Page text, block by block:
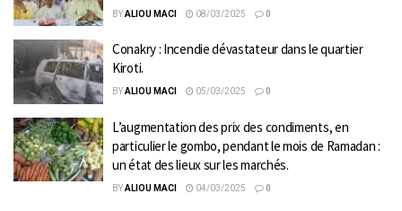
BYALIOU MACI 08/03/2025 0
Conakry : Incendie dévastateur dans le quartier
Kiroti.
BYALIOU MACI 05/03/2025 0
L’augmentation des prix des condiments, en
particulier le gombo, pendant le mois de Ramadan :
un état des lieux sur les marchés.
BYALIOU MACI 04/03/2025 0